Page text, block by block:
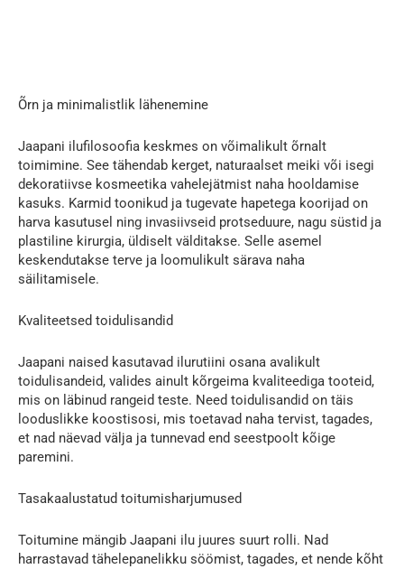
Õrn ja minimalistlik lähenemine
Jaapani ilufilosoofia keskmes on võimalikult õrnalt
toimimine. See tähendab kerget, naturaalset meiki või isegi
dekoratiivse kosmeetika vahelejätmist naha hooldamise
kasuks. Karmid toonikud ja tugevate hapetega koorijad on
harva kasutusel ning invasiivseid protseduure, nagu süstid ja
plastiline kirurgia, üldiselt välditakse. Selle asemel
keskendutakse terve ja loomulikult särava naha
säilitamisele.
Kvaliteetsed toidulisandid
Jaapani naised kasutavad ilurutiini osana avalikult
toidulisandeid, valides ainult kõrgeima kvaliteediga tooteid,
mis on läbinud rangeid teste. Need toidulisandid on täis
looduslikke koostisosi, mis toetavad naha tervist, tagades,
et nad näevad välja ja tunnevad end seestpoolt kõige
paremini.
Tasakaalustatud toitumisharjumused
Toitumine mängib Jaapani ilu juures suurt rolli. Nad
harrastavad tähelepanelikku söömist, tagades, et nende kõht